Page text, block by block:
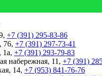
, +7 (391) 295-83-86
76, +7 (391) 297-73-41
1а, +7 (391) 293-79-83
набережная, 11 , +7 (391)
14, +7 (953) 841-76-76